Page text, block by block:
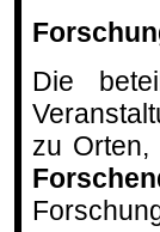
Die
zu